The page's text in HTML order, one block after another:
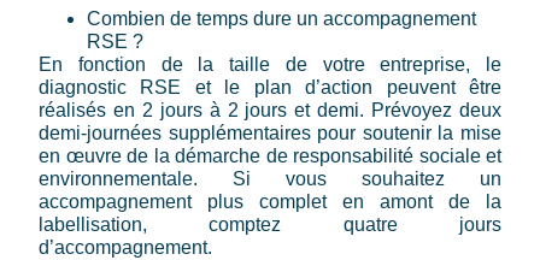
Combien de temps dure un accompagnement
RSE ?
En fonction de la taille de votre entreprise, le
diagnostic RSE et le plan d’action peuvent être
réalisés en 2 jours à 2 jours et demi. Prévoyez deux
demi-journées supplémentaires pour soutenir la mise
en œuvre de la démarche de responsabilité sociale et
environnementale. Si vous souhaitez un
accompagnement plus complet en amont de la
labellisation, comptez quatre jours
d’accompagnement.